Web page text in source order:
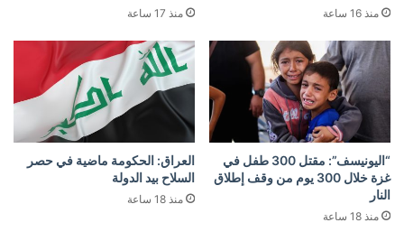
منذ 16 ساعة منذ 17 ساعة
“اليونيسف”: مقتل 300 طفل في
غزة خلال 300 يوم من وقف إطلاق
النار
منذ 18 ساعة
العراق: الحكومة ماضية في حصر
السلاح بيد الدولة
منذ 18 ساعة